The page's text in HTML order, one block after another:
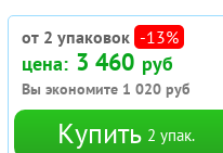
от 2 упаковок -13%
цена: 3 460 руб
Вы экономите 1 020 руб
Купить 2 упак.